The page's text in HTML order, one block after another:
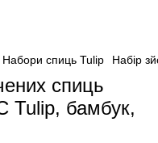
Набори спиць Tulip Набір
спиць
Tulip, бамбук,